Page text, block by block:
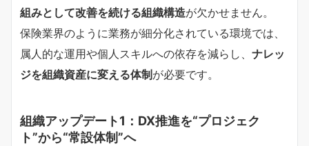
組みとして改善を続ける組織構造が欠かせません。
保険業界のように業務が細分化されている環境では、
属人的な運用や個人スキルへの依存を減らし、 ナレッ
ジを組織資産に変える体制 が必要です。
組織アップデート1：DX推進を“プロジェク
ト”から“常設体制”へ